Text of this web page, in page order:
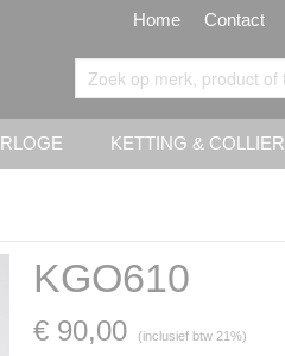
Home Contact
KETTING & COLLIER
KGO610
€ 90,00 (inclusief btw 21%)